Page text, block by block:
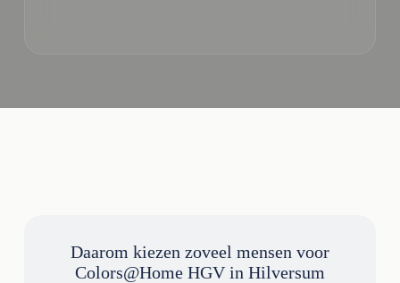
Daarom kiezen zoveel mensen voor
Colors@Home HGV in Hilversum